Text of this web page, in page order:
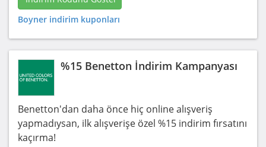
Boyner indirim kuponları
%15 Benetton İndirim Kampanyası
Benetton'dan daha önce hiç online alışveriş
yapmadıysan, ilk alışverişe özel %15 indirim fırsatını
kaçırma!